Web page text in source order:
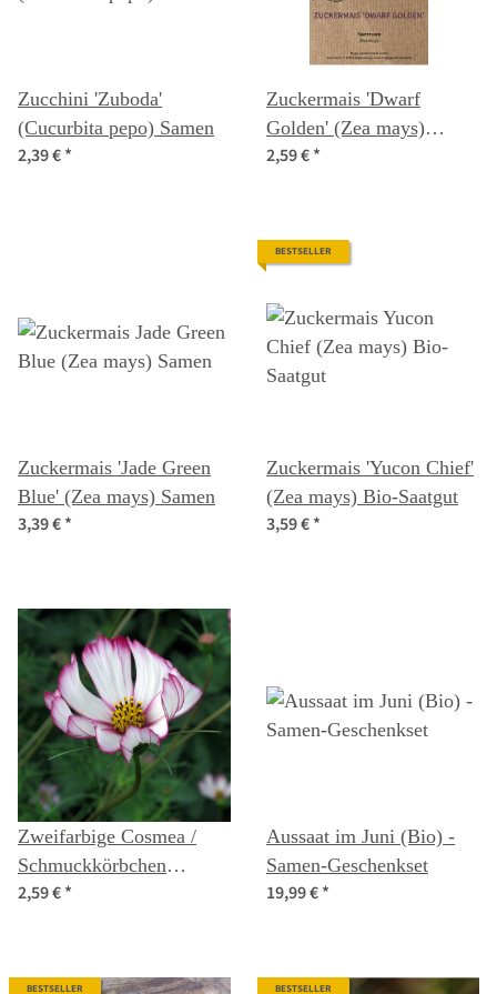
Zucchini 'Zuboda'
(Cucurbita pepo) Samen
2,39 €*
Zuckermais 'Dwarf
Golden' (Zea mays)
Samen
2,59 €*
Zuckermais 'Jade Green
Blue' (Zea mays) Samen
3,39 €*
BESTSELLER
Zuckermais 'Yucon Chief'
(Zea mays) Bio-Saatgut
3,59 €*
Zweifarbige Cosmea /
Schmuckkörbchen
'Sensation Candy Stripe'
2,59 €*
Aussaat im Juni (Bio) -
Samen-Geschenkset
19,99 €*
BESTSELLER BESTSELLER